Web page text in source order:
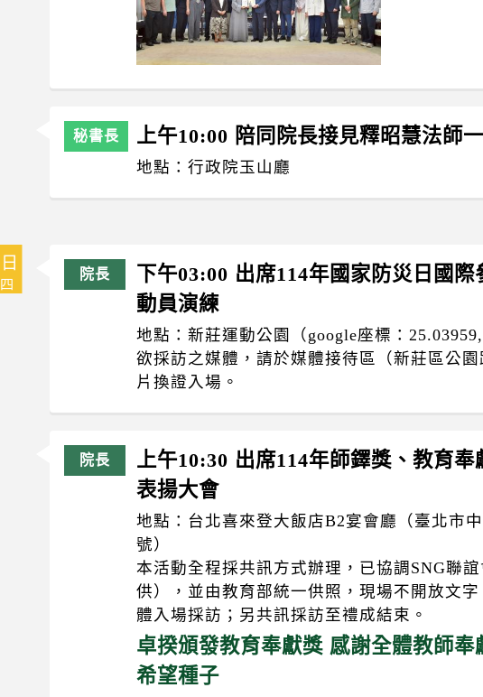
上午10:00 陪同院長接見釋昭慧法師
地點：行政院玉山廳
下午03:00 出席114年國家防災日國
動員演練
地點：新莊運動公園（google座標：25.03959,
欲採訪之媒體，請於媒體接待區（新莊區公
片換證入場。
上午10:30 出席114年師鐸獎、教育
表揚大會
地點：台北喜來登大飯店B2宴會廳（臺北市
號）
本活動全程採共訊方式辦理，已協調SNG聯
供），並由教育部統一供照，現場不開放文
體入場採訪；另共訊採訪至禮成結束。
卓揆頒發教育奉獻獎 感謝全體教師奉
希望種子